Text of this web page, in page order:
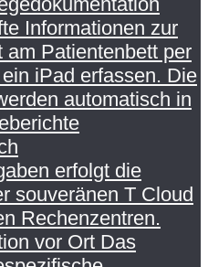
Informationen zur
am Patientenbett per
iPad erfassen. Die
automatisch in
erfolgt die
souveränen T Cloud
Rechenzentren.
vor Ort Das